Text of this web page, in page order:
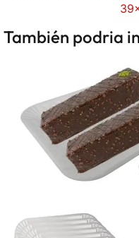
También podria